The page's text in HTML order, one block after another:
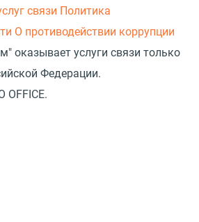
связи Политика
О противодействии коррупции
оказывает услуги связи только
Федерации.
OFFICE.